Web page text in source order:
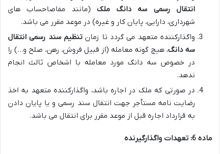
انتقال رسمی سه دانگ ملک (مانند مفاصاحساب های
شهرداری، دارایی، پایان کار و غیره) در موعد مقرر می باشد.
واگذارکننده متعهد می گردد تا زمان تنظیم سند رسمی انتقال
سه دانگ، هیچ گونه معامله (از قبیل فروش، رهن، صلح و…) را
در خصوص سه دانگ مورد معامله با اشخاص ثالث انجام
ندهد.
در صورتی که ملک در اجاره باشد، واگذارکننده متعهد به اخذ
رضایت نامه مستأجر جهت انتقال سند رسمی و یا پایان دادن
به قرارداد اجاره قبل از موعد مقرر برای انتقال می باشد.
ماده 6: تعهدات واگذارگیرنده